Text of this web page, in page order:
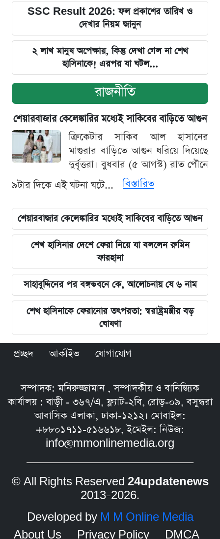
SSC Result 2026: ফল প্রকাশের তারিখ ও
দেখার নিয়ম জানুন
২ লাখ মানুষ অপেক্ষায়, কিন্তু দেখা গেল না শেখ
হাসিনাকে! এরপর যা ঘটল...
রাজনীতি
শেয়ারবাজার কেলেঙ্কারির মধ্যেই সাকিবের বাড়িতে আগুন
ক্রিকেটার সাকিব আল হাসানের
মাগুরার বাড়িতে আগুন ধরিয়ে দিয়েছে
দুর্বৃত্তরা। বুধবার (৫ আগস্ট) রাত পৌনে
৯টার দিকে এই ঘটনা ঘটে...
বিস্তারিত
শেয়ারবাজার কেলেঙ্কারির মধ্যেই সাকিবের বাড়িতে আগুন
শেখ হাসিনার দেশে ফেরা নিয়ে যা বললেন রুমিন
ফারহানা
সাহাবুদ্দিনের পর বঙ্গভবনে কে, আলোচনায় যে ৬ নাম
শেখ হাসিনাকে ফেরানোর তৎপরতা: স্বরাষ্ট্রমন্ত্রীর বড়
ঘোষণা
প্রচ্ছদ আর্কাইভ যোগাযোগ
সম্পাদক: মনিরুজ্জামান , সম্পাদকীয় ও বানিজ্যিক
কার্যালয় : বাড়ী - ৩৬৭/এ, ফ্ল্যাট-২বি, রোড়-০৯, বসুন্ধরা
আবাসিক এলাকা, ঢাকা-১২১২। মোবাইল:
+৮৮০১৭১১-৫১৬৬১৮, ইমেইল: নিউজ:
info@mmonlinemedia.org
© All Rights Reserved 24updatenews
2013–2026.
Developed by M M Online Media
About Us
Privacy Policy DMCA